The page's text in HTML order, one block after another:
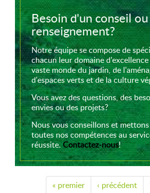
Besoin d'un conseil
renseignement?
Notre équipe se compose de
chacun leur domaine
vaste monde du jardin, de
d'espaces verts et de la culture
Vous avez des questions, des
envies ou des projets?
Nous vous conseillons et
toutes nos compétences au
réussite.Contactez-nous!
« premier ‹ précédent